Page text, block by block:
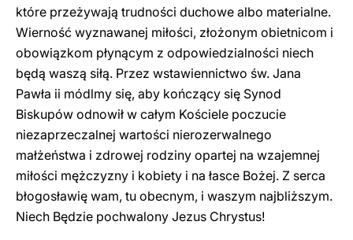
które przeżywają trudności duchowe albo materialne.
Wierność wyznawanej miłości, złożonym obietnicom i
obowiązkom płynącym z odpowiedzialności niech
będą waszą siłą. Przez wstawiennictwo św. Jana
Pawła ii módlmy się, aby kończący się Synod
Biskupów odnowił w całym Kościele poczucie
niezaprzeczalnej wartości nierozerwalnego
małżeństwa i zdrowej rodziny opartej na wzajemnej
miłości mężczyzny i kobiety i na łasce Bożej. Z serca
błogosławię wam, tu obecnym, i waszym najbliższym.
Niech Będzie pochwalony Jezus Chrystus!